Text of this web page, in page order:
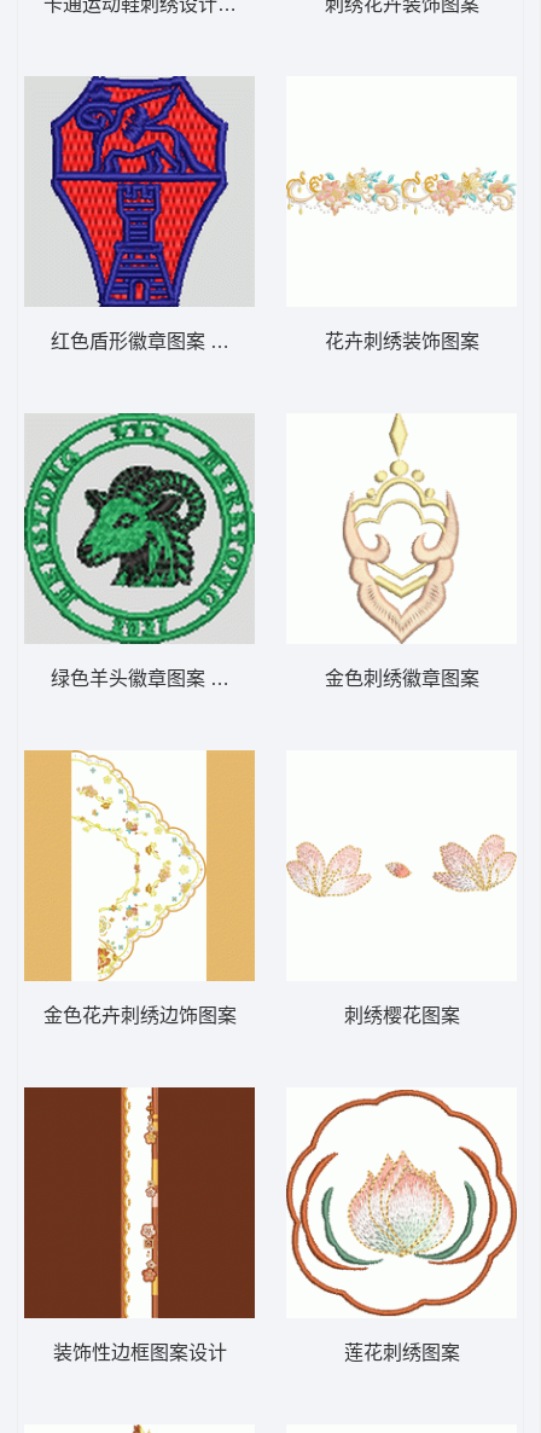
卡通运动鞋刺绣设计图 毛巾绣鞋
红色盾形徽章图案 狮子
绿色羊头徽章图案 羊头
金色花卉刺绣边饰图案
装饰性边框图案设计
刺绣花卉装饰图案
花卉刺绣装饰图案
金色刺绣徽章图案
刺绣樱花图案
莲花刺绣图案